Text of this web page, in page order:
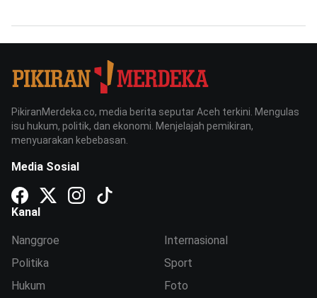
PikiranMerdeka.co, media berita seputar Aceh terkini. Mengulas
isu hukum, politik, dan ekonomi. Menjelajah pemikiran,
menyuarakan kebebasan.
Media Sosial
Kanal
Nanggroe
Politika
Hukum
Internasional
Sport
Foto